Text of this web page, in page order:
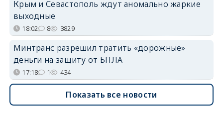
Крым и Севастополь ждут аномально жаркие
выходные
18:02 8 3829
Минтранс разрешил тратить «дорожные»
деньги на защиту от БПЛА
17:18 1 434
Показать все новости